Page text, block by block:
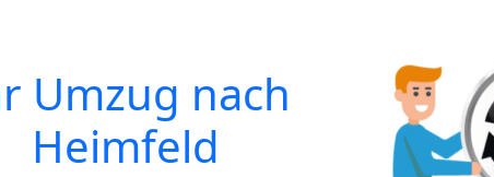
Umzug nach
Heimfeld